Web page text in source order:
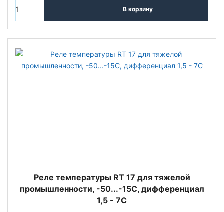
В корзину
Реле температуры RT 17 для тяжелой
промышленности, -50...-15С, дифференциал
1,5 - 7С